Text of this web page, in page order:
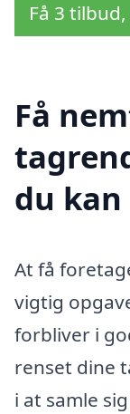
Få 3
Få
du
At få
vigtig
forbliver i
renset dine
i at samle